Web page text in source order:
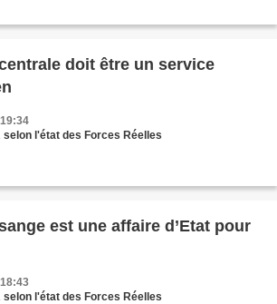
doit être un service
selon l'état des Forces Réelles
est une affaire d’Etat pour
selon l'état des Forces Réelles